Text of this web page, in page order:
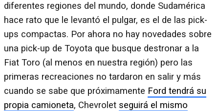
diferentes regiones del mundo, donde Sudamérica
hace rato que le levantó el pulgar, es el de las pick-
ups compactas. Por ahora no hay novedades sobre
una pick-up de Toyota que busque destronar a la
Fiat Toro (al menos en nuestra región) pero las
primeras recreaciones no tardaron en salir y más
cuando se sabe que próximamente Ford tendrá su
propia camioneta, Chevrolet seguirá el mismo